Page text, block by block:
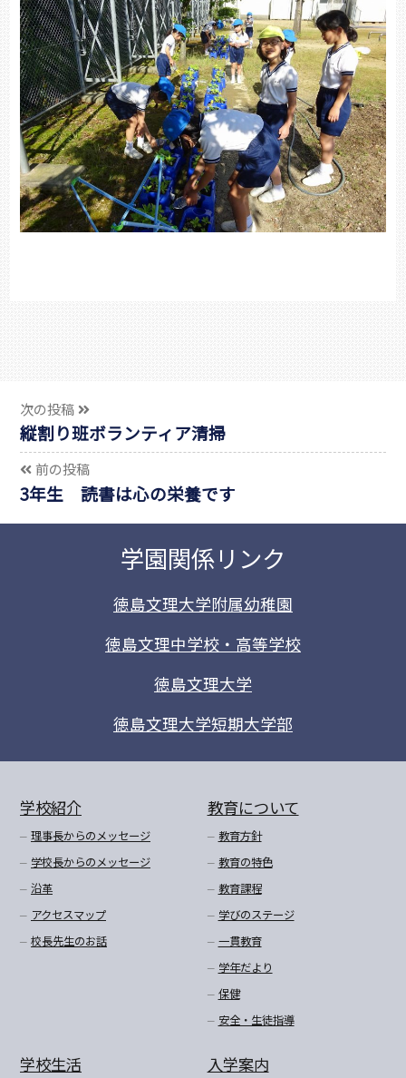
次の投稿
縦割り班ボランティア清掃
前の投稿
3年生 読書は心の栄養です
学園関係リンク
徳島文理大学附属幼稚園
徳島文理中学校・高等学校
徳島文理大学
徳島文理大学短期大学部
学校紹介
理事長からのメッセージ
学校長からのメッセージ
沿革
アクセスマップ
校長先生のお話
教育について
教育方針
教育の特色
教育課程
学びのステージ
一貫教育
学年だより
保健
安全・生徒指導
学校生活 入学案内